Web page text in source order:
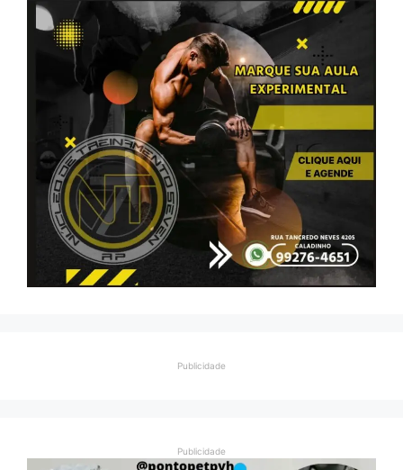
Publicidade
Publicidade